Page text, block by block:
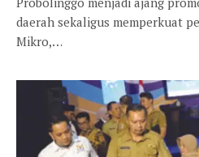
daerah sekaligus memperkuat
Mikro,…